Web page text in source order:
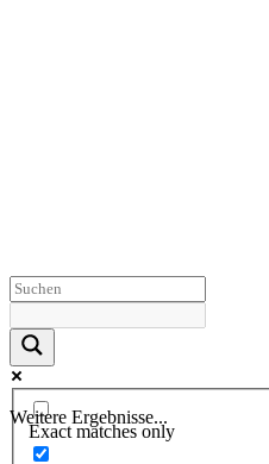
Weitere Ergebnisse...
Exact matches only